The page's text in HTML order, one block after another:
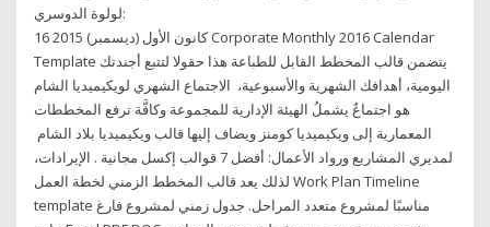
لولوة الدوسري:
16 كانون الأول (ديسمبر) 2015 Corporate Monthly 2016 Calendar
Template يتضمن قالب المخطط القابل للطباعة هذا حقولا لتتبع أجندتك
اليومية، أهدافك الشهرية والأسبوعية، الاجتماع الشهري لويكيميديا الشام
هو اجتماعٌ يشملُ الهيئة الإدارية للمجموعة وكافَّة ترفع المخططات
المعمارية إلى ويكيميديا كومنز ويضاف إليها قالب ويكيميديا بلاد الشام
لمديري المشاريع ورواد الأعمال: أفضل 7 قوالب إكسل مجانية . الإيرادات،
لذلك يعد قالب المخطط الزمني لخطة العمل Work Plan Timeline
template مناسبًا لمشروع متعدد المراحل. جدول زمني لمشروع فارغ